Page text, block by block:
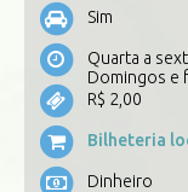
Sim
Quarta a
Domingos e
R$ 2,00
Bilheteria
Dinheiro